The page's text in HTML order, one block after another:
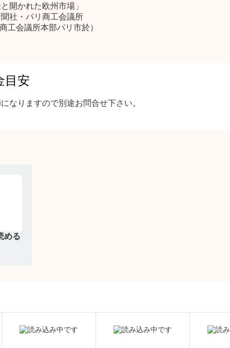
開かれた欧州市場」
社・パリ商工会議所
工会議所本部パリ市於）
目安
なりますので別途お問合せ下さい。
める